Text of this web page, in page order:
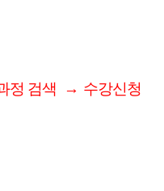
정 검색 → 수강신청